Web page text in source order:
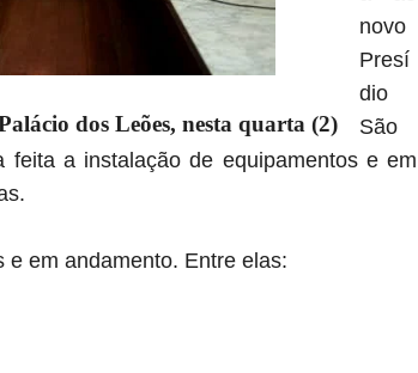
dos Leões, nesta quarta (2)
novo
Presí
dio
São
a instalação de equipamentos e em
em andamento. Entre elas: